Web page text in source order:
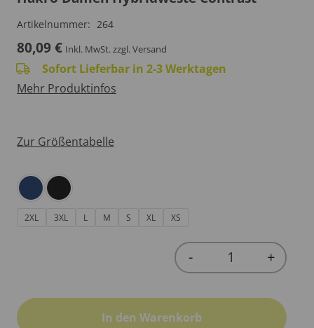
Artikelnummer: 264
80,09 € Inkl. MwSt.zzgl. Versand
Sofort Lieferbar in 2-3 Werktagen
Mehr Produktinfos
Zur Größentabelle
2XL 3XL L M S XL XS
Quantity
- +
In den Warenkorb